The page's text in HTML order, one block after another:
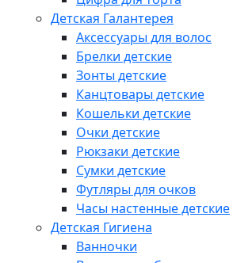
Детская Галантерея
Аксессуары для волос
Брелки детские
Зонты детские
Канцтовары детские
Кошельки детские
Очки детские
Рюкзаки детские
Сумки детские
Футляры для очков
Часы настенные детские
Детская Гигиена
Ванночки